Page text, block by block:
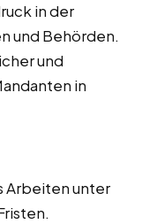
in der
und Behörden.
und
in
Arbeiten unter